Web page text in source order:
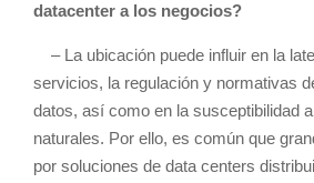
datacenter a los negocios?
– La ubicación puede influir en la
servicios, la regulación y normativas
datos, así como en la susceptibilidad
naturales. Por ello, es común que
por soluciones de data centers